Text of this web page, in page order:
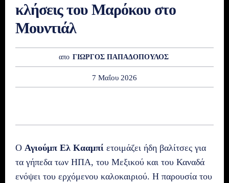
κλήσεις του Μαρόκου στο
Μουντιάλ
απο ΓΙΩΡΓΟΣ ΠΑΠΑΔΟΠΟΥΛΟΣ
7 Μαΐου 2026
Ο Αγιούμπ Ελ Κααμπί ετοιμάζει ήδη βαλίτσες για
τα γήπεδα των ΗΠΑ, του Μεξικού και του Καναδά
ενόψει του ερχόμενου καλοκαιριού. Η παρουσία του